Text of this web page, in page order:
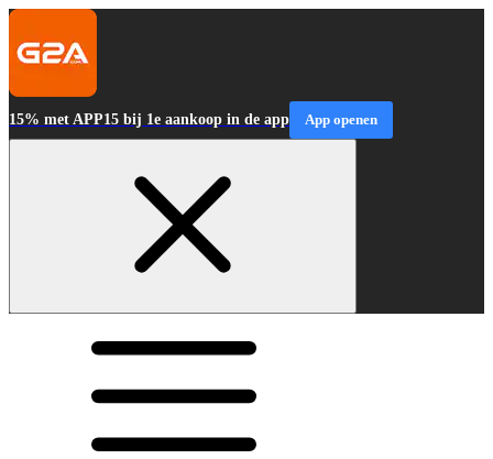
15% met APP15 bij 1e aankoop in de app App openen